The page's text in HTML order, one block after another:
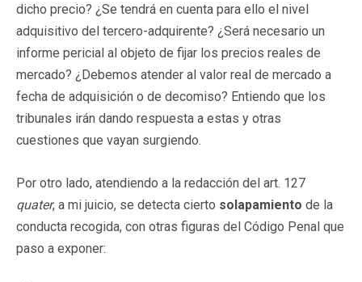
dicho precio? ¿Se tendrá en cuenta para ello el nivel
adquisitivo del tercero-adquirente? ¿Será necesario un
informe pericial al objeto de fijar los precios reales de
mercado? ¿Debemos atender al valor real de mercado a
fecha de adquisición o de decomiso? Entiendo que los
tribunales irán dando respuesta a estas y otras
cuestiones que vayan surgiendo.
Por otro lado, atendiendo a la redacción del art. 127
quater, a mi juicio, se detecta cierto solapamiento de la
conducta recogida, con otras figuras del Código Penal que
paso a exponer: